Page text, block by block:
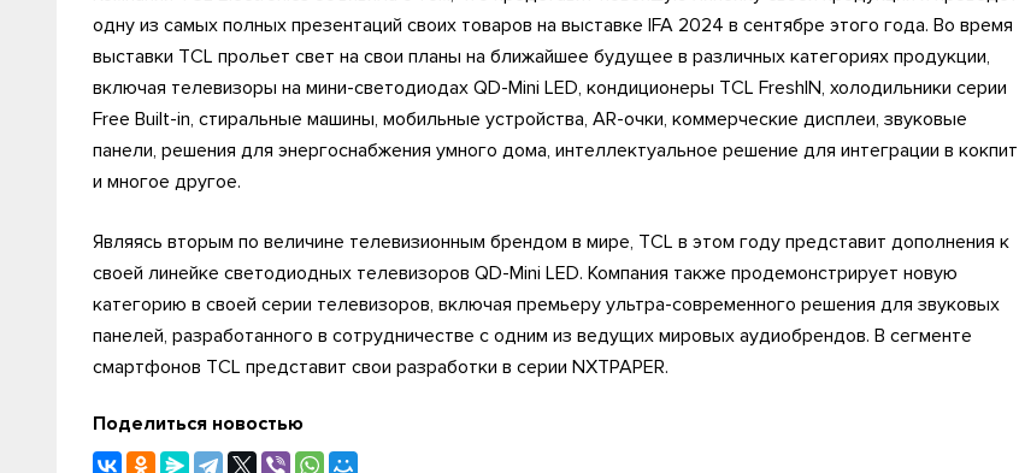
одну из самых полных презентаций своих товаров на выставке IFA 2024 в сентябре этого года. Во время
выставки TCL прольет свет на свои планы на ближайшее будущее в различных категориях продукции,
включая телевизоры на мини-светодиодах QD-Mini LED, кондиционеры TCL FreshIN, холодильники серии
Free Built-in, стиральные машины, мобильные устройства, AR-очки, коммерческие дисплеи, звуковые
панели, решения для энергоснабжения умного дома, интеллектуальное решение для интеграции в кокпит
и многое другое.
Являясь вторым по величине телевизионным брендом в мире, TCL в этом году представит дополнения к
своей линейке светодиодных телевизоров QD-Mini LED. Компания также продемонстрирует новую
категорию в своей серии телевизоров, включая премьеру ультра-современного решения для звуковых
панелей, разработанного в сотрудничестве с одним из ведущих мировых аудиобрендов. В сегменте
смартфонов TCL представит свои разработки в серии NXTPAPER.
Поделиться новостью